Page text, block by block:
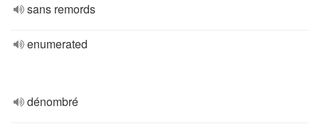
sans remords
enumerated
dénombré